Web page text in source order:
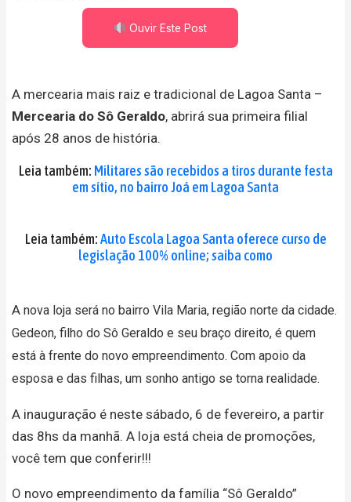
Ouvir Este Post
A mercearia mais raiz e tradicional de Lagoa Santa –
Mercearia do Sô Geraldo, abrirá sua primeira filial
após 28 anos de história.
Leia também: Militares são recebidos a tiros durante festa
em sítio, no bairro Joá em Lagoa Santa
Leia também:Auto Escola Lagoa Santa oferece curso de
legislação 100% online; saiba como
A nova loja será no bairro Vila Maria, região norte da cidade.
Gedeon, filho do Sô Geraldo e seu braço direito, é quem
está à frente do novo empreendimento. Com apoio da
esposa e das filhas, um sonho antigo se torna realidade.
A inauguração é neste sábado, 6 de fevereiro, a partir
das 8hs da manhã. A loja está cheia de promoções,
você tem que conferir!!!
O novo empreendimento da família “Sô Geraldo”